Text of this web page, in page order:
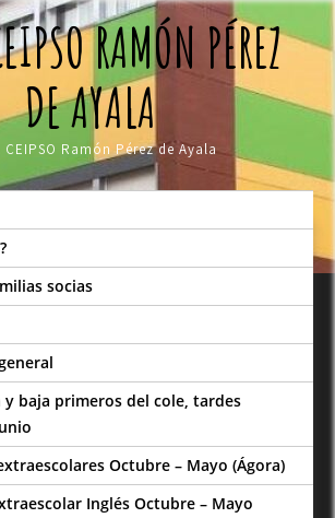
RAMÓN PÉREZ
DE AYALA
CEIPSO Ramón Pérez de Ayala
socias
baja primeros del cole, tardes
Octubre – Mayo (Ágora)
Inglés Octubre – Mayo